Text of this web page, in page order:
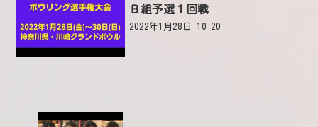
Ｂ組予選１回戦
2022年1月28日 10:20